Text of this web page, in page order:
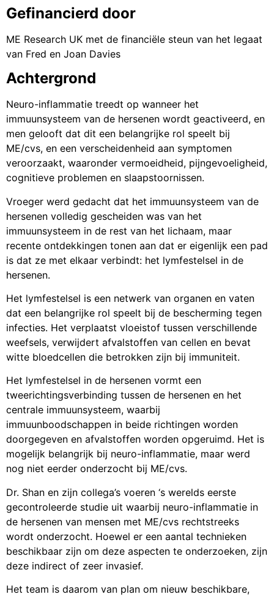
Gefinancierd door
ME Research UK met de financiële steun van het legaat
van Fred en Joan Davies
Achtergrond
Neuro-inflammatie treedt op wanneer het
immuunsysteem van de hersenen wordt geactiveerd, en
men gelooft dat dit een belangrijke rol speelt bij
ME/cvs, en een verscheidenheid aan symptomen
veroorzaakt, waaronder vermoeidheid, pijngevoeligheid,
cognitieve problemen en slaapstoornissen.
Vroeger werd gedacht dat het immuunsysteem van de
hersenen volledig gescheiden was van het
immuunsysteem in de rest van het lichaam, maar
recente ontdekkingen tonen aan dat er eigenlijk een pad
is dat ze met elkaar verbindt: het lymfestelsel in de
hersenen.
Het lymfestelsel is een netwerk van organen en vaten
dat een belangrijke rol speelt bij de bescherming tegen
infecties. Het verplaatst vloeistof tussen verschillende
weefsels, verwijdert afvalstoffen van cellen en bevat
witte bloedcellen die betrokken zijn bij immuniteit.
Het lymfestelsel in de hersenen vormt een
tweerichtingsverbinding tussen de hersenen en het
centrale immuunsysteem, waarbij
immuunboodschappen in beide richtingen worden
doorgegeven en afvalstoffen worden opgeruimd. Het is
mogelijk belangrijk bij neuro-inflammatie, maar werd
nog niet eerder onderzocht bij ME/cvs.
Dr. Shan en zijn collega’s voeren ‘s werelds eerste
gecontroleerde studie uit waarbij neuro-inflammatie in
de hersenen van mensen met ME/cvs rechtstreeks
wordt onderzocht. Hoewel er een aantal technieken
beschikbaar zijn om deze aspecten te onderzoeken, zijn
deze indirect of zeer invasief.
Het team is daarom van plan om nieuw beschikbare,